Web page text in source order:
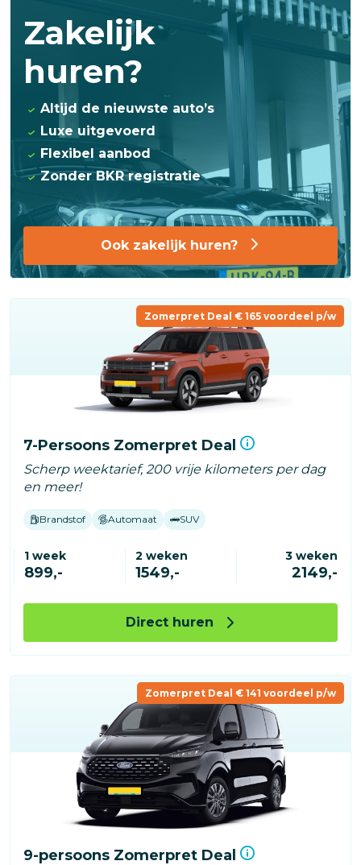
Zakelijk
huren?
Altijd de nieuwste auto’s
Luxe uitgevoerd
Flexibel aanbod
Zonder BKR registratie
Ook zakelijk huren?
Zomerpret Deal € 165 voordeel p/w
7-Persoons Zomerpret Deal
Scherp weektarief, 200 vrije kilometers per dag
en meer!
Brandstof Automaat SUV
1 week
899,-
2 weken
1549,-
3 weken
2149,-
Direct huren
Zomerpret Deal € 141 voordeel p/w
9-persoons Zomerpret Deal